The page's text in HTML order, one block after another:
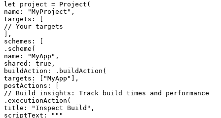
let project = Project (
name : "MyProject " ,
targets :
// Your targets
,
schemes :
. scheme (
name : "MyApp " ,
shared : true ,
buildAction : . buildAction (
targets : "MyApp "
,
postActions :
// Build insights: Track build times and performance
. executionAction (
title : " Inspect Build " ,
scriptText :
"""